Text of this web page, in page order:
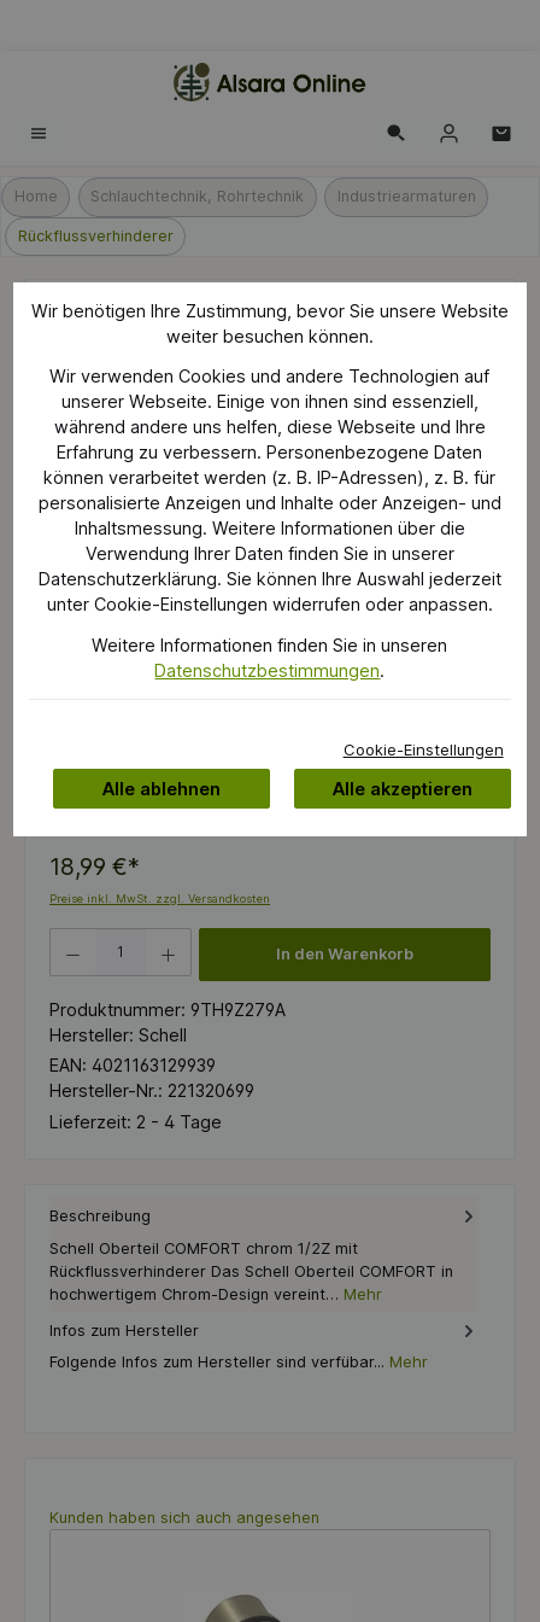
Home Schlauchtechnik, Rohrtechnik Industriearmaturen
Rückflussverhinderer
COMFORT Rückflussverhinderer 1/2
Zoll mit Oberteil und Chrom-Finish
Bildergalerie überspringen
18,99 €*
Preise inkl. MwSt. zzgl. Versandkosten
In den Warenkorb
Produktnummer: 9TH9Z279A
Hersteller: Schell
EAN: 4021163129939
Hersteller-Nr.: 221320699
Lieferzeit: 2 - 4 Tage
Beschreibung
Schell Oberteil COMFORT chrom 1/2Z mit
Rückflussverhinderer Das Schell Oberteil COMFORT in
hochwertigem Chrom-Design vereint… Mehr
Infos zum Hersteller
Folgende Infos zum Hersteller sind verfübar... Mehr
Produktgalerie überspringen
Kunden haben sich auch angesehen
Wir benötigen Ihre Zustimmung, bevor Sie unsere Website
weiter besuchen können.
Wir verwenden Cookies und andere Technologien auf
unserer Webseite. Einige von ihnen sind essenziell,
während andere uns helfen, diese Webseite und Ihre
Erfahrung zu verbessern. Personenbezogene Daten
können verarbeitet werden (z. B. IP-Adressen), z. B. für
personalisierte Anzeigen und Inhalte oder Anzeigen- und
Inhaltsmessung. Weitere Informationen über die
Verwendung Ihrer Daten finden Sie in unserer
Datenschutzerklärung. Sie können Ihre Auswahl jederzeit
unter Cookie-Einstellungen widerrufen oder anpassen.
Weitere Informationen finden Sie in unseren
Datenschutzbestimmungen.
Cookie-Einstellungen
Alle ablehnen Alle akzeptieren